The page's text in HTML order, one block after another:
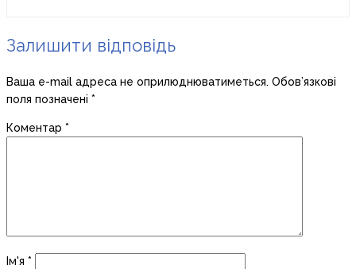
Залишити відповідь
Ваша e-mail адреса не оприлюднюватиметься. Обов’язкові
поля позначені *
Коментар *
Ім'я *